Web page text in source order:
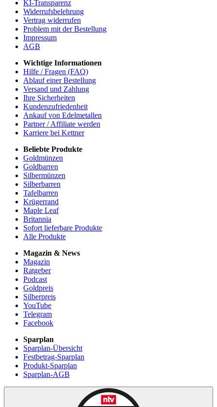
KI-Transparenz
Widerrufsbelehrung
Vertrag widerrufen
Problem mit der Bestellung
Impressum
AGB
Wichtige Informationen
Hilfe / Fragen (FAQ)
Ablauf einer Bestellung
Versand und Zahlung
Ihre Sicherheiten
Kundenzufriedenheit
Ankauf von Edelmetallen
Partner / Affiliate werden
Karriere bei Kettner
Beliebte Produkte
Goldmünzen
Goldbarren
Silbermünzen
Silberbarren
Tafelbarren
Krügerrand
Maple Leaf
Britannia
Sofort lieferbare Produkte
Alle Produkte
Magazin & News
Magazin
Ratgeber
Podcast
Goldpreis
Silberpreis
YouTube
Telegram
Facebook
Sparplan
Sparplan-Übersicht
Festbetrag-Sparplan
Produkt-Sparplan
Sparplan-AGB